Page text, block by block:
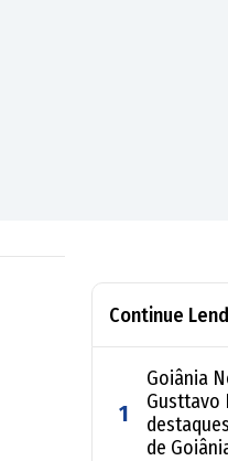
Continue
1
Goiânia
Gusttavo
de